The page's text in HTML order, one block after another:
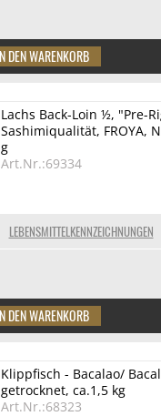
LEBENSMITTELKENNZEICHNUNGEN
Lachs Back-Loin ½, "Pre-
Sashimiqualität, FROYA,
g
Art.Nr.:69334
Klippfisch - Bacalao/
getrocknet, ca.1,5 kg
Art.Nr.:68323